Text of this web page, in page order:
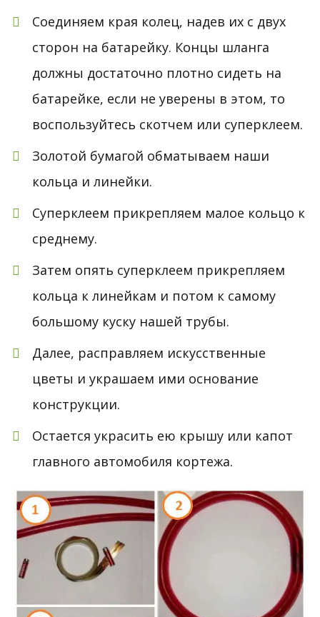
Соединяем края колец, надев их с двух
сторон на батарейку. Концы шланга
должны достаточно плотно сидеть на
батарейке, если не уверены в этом, то
воспользуйтесь скотчем или суперклеем.
Золотой бумагой обматываем наши
кольца и линейки.
Суперклеем прикрепляем малое кольцо к
среднему.
Затем опять суперклеем прикрепляем
кольца к линейкам и потом к самому
большому куску нашей трубы.
Далее, расправляем искусственные
цветы и украшаем ими основание
конструкции.
Остается украсить ею крышу или капот
главного автомобиля кортежа.